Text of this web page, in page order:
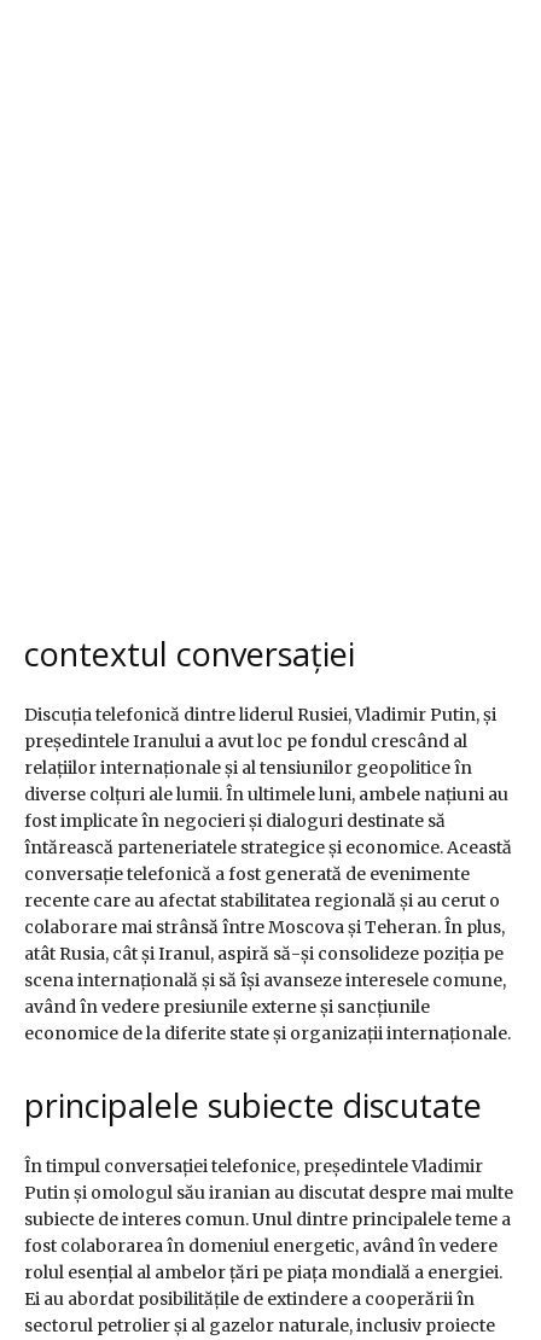
contextul conversației
Discuția telefonică dintre liderul Rusiei, Vladimir Putin, și
președintele Iranului a avut loc pe fondul crescând al
relațiilor internaționale și al tensiunilor geopolitice în
diverse colțuri ale lumii. În ultimele luni, ambele națiuni au
fost implicate în negocieri și dialoguri destinate să
întărească parteneriatele strategice și economice. Această
conversație telefonică a fost generată de evenimente
recente care au afectat stabilitatea regională și au cerut o
colaborare mai strânsă între Moscova și Teheran. În plus,
atât Rusia, cât și Iranul, aspiră să-și consolideze poziția pe
scena internațională și să își avanseze interesele comune,
având în vedere presiunile externe și sancțiunile
economice de la diferite state și organizații internaționale.
principalele subiecte discutate
În timpul conversației telefonice, președintele Vladimir
Putin și omologul său iranian au discutat despre mai multe
subiecte de interes comun. Unul dintre principalele teme a
fost colaborarea în domeniul energetic, având în vedere
rolul esențial al ambelor țări pe piața mondială a energiei.
Ei au abordat posibilitățile de extindere a cooperării în
sectorul petrolier și al gazelor naturale, inclusiv proiecte